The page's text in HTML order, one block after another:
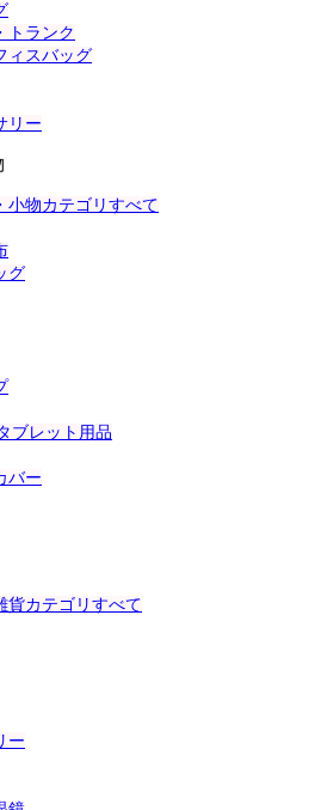
トランク
ィスバッグ
リー
小物カテゴリすべて
グ
ブレット用品
バー
貨カテゴリすべて
ー